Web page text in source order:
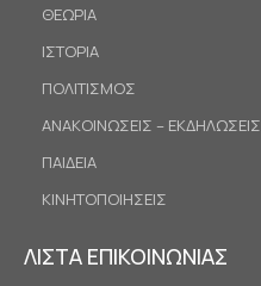
ΘΕΩΡΙΑ
ΙΣΤΟΡΙΑ
ΠΟΛΙΤΙΣΜΟΣ
ΑΝΑΚΟΙΝΩΣΕΙΣ – ΕΚΔΗΛΩΣΕΙΣ
ΠΑΙΔΕΙΑ
ΚΙΝΗΤΟΠΟΙΗΣΕΙΣ
ΛΙΣΤΑ ΕΠΙΚΟΙΝΩΝΙΑΣ